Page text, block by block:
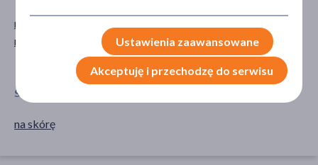
na dzień
na noc
podrażniona
sucha
SPOSÓB APLIKACJI
na skórę
Ustawienia zaawansowane
Akceptuję i przechodzę do serwisu